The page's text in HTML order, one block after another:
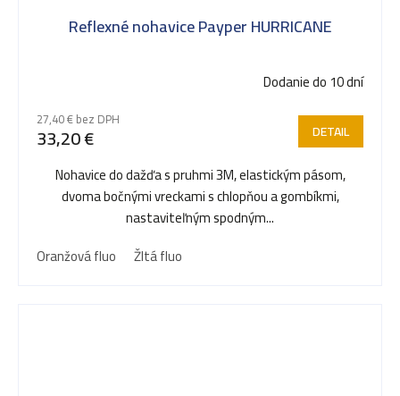
Reflexné nohavice Payper HURRICANE
Dodanie do 10 dní
27,40 € bez DPH
33,20 € DETAIL
Nohavice do dažďa s pruhmi 3M, elastickým pásom,
dvoma bočnými vreckami s chlopňou a gombíkmi,
nastaviteľným spodným...
Oranžová fluo
Žltá fluo